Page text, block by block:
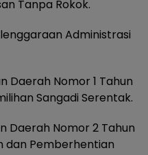
Tanpa Rokok.
Administrasi
Daerah Nomor 1 Tahun
Sangadi Serentak.
Daerah Nomor 2 Tahun
dan Pemberhentian